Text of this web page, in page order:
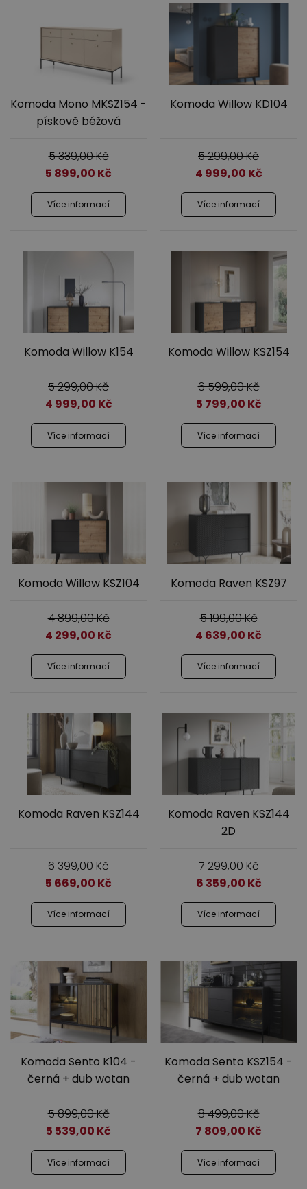
Novinky
Komoda Mono MKSZ154 -
pískově béžová
5 339,00Kč
5 899,00 Kč
Více informací
Komoda Willow KD104
5 299,00Kč
4 999,00 Kč
Více informací
Komoda Willow K154
5 299,00Kč
4 999,00 Kč
Více informací
Komoda Willow KSZ154
6 599,00Kč
5 799,00 Kč
Více informací
Komoda Willow KSZ104
4 899,00Kč
4 299,00 Kč
Více informací
Komoda Raven KSZ97
5 199,00Kč
4 639,00 Kč
Více informací
Komoda Raven KSZ144
6 399,00Kč
5 669,00 Kč
Více informací
Komoda Raven KSZ144
2D
7 299,00Kč
6 359,00 Kč
Více informací
Komoda Sento K104 -
černá + dub wotan
5 899,00Kč
5 539,00 Kč
Více informací
Komoda Sento KSZ154 -
černá + dub wotan
8 499,00Kč
7 809,00 Kč
Více informací